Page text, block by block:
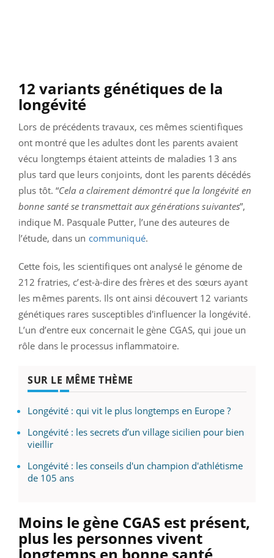
12 variants génétiques de la
longévité
Lors de précédents travaux, ces mêmes scientifiques
ont montré que les adultes dont les parents avaient
vécu longtemps étaient atteints de maladies 13 ans
plus tard que leurs conjoints, dont les parents décédés
plus tôt. “Cela a clairement démontré que la longévité en
bonne santé se transmettait aux générations suivantes”,
indique M. Pasquale Putter, l’une des auteures de
l’étude, dans un communiqué.
Cette fois, les scientifiques ont analysé le génome de
212 fratries, c’est-à-dire des frères et des sœurs ayant
les mêmes parents. Ils ont ainsi découvert 12 variants
génétiques rares susceptibles d'influencer la longévité.
L’un d’entre eux concernait le gène CGAS, qui joue un
rôle dans le processus inflammatoire.
SUR LE MÊME THÈME
Longévité : qui vit le plus longtemps en Europe ?
Longévité : les secrets d’un village sicilien pour bien
vieillir
Longévité : les conseils d'un champion d'athlétisme
de 105 ans
Moins le gène CGAS est présent,
plus les personnes vivent
longtemps en bonne santé